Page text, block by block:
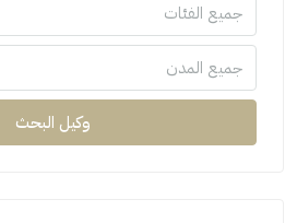
جميع الفئات
جميع المدن
وكيل البحث